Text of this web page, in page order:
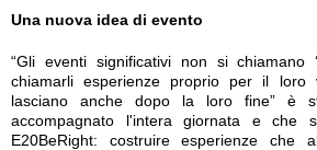
Una nuova idea di evento
“Gli eventi significativi non si chiamano
chiamarli esperienze proprio per il loro
lasciano anche dopo la loro fine” è
accompagnato l'intera giornata e che
E20BeRight: costruire esperienze che